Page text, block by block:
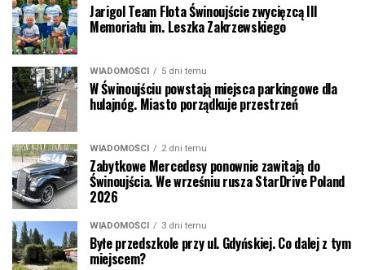
Jarigol Team Flota Świnoujście zwycięzcą III
Memoriału im. Leszka Zakrzewskiego
WIADOMOŚCI 5 dni temu
W Świnoujściu powstają miejsca parkingowe dla
hulajnóg. Miasto porządkuje przestrzeń
WIADOMOŚCI 2 dni temu
Zabytkowe Mercedesy ponownie zawitają do
Świnoujścia. We wrześniu rusza StarDrive Poland
2026
WIADOMOŚCI 3 dni temu
Byłe przedszkole przy ul. Gdyńskiej. Co dalej z tym
miejscem?